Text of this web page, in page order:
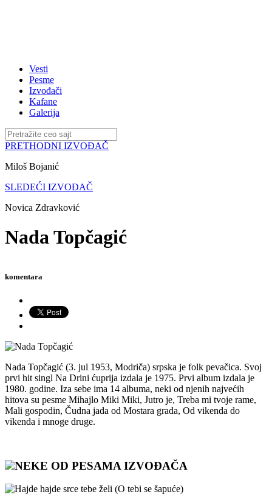
Vesti
Pesme
Izvođači
Kafane
Galerija
PRETHODNI IZVOĐAČ
Miloš Bojanić
SLEDEĆI IZVOĐAČ
Novica Zdravković
Nada Topčagić
komentara
Nada Topčagić (3. jul 1953, Modriča) srpska je folk pevačica. Svoj
prvi hit singl Na Drini ćuprija izdala je 1975. Prvi album izdala je
1980. godine. Iza sebe ima 14 albuma, neki od njenih najvećih
hitova su pesme Mihajlo Miki Miki, Jutro je, Treba mi tvoje rame,
Mali gospodin, Čudna jada od Mostara grada, Od vikenda do
vikenda i mnoge druge.
NEKE OD PESAMA IZVOĐAČA